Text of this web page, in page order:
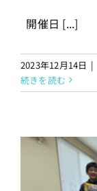
開催日 [...]
2023年12月14日 |
続きを読む